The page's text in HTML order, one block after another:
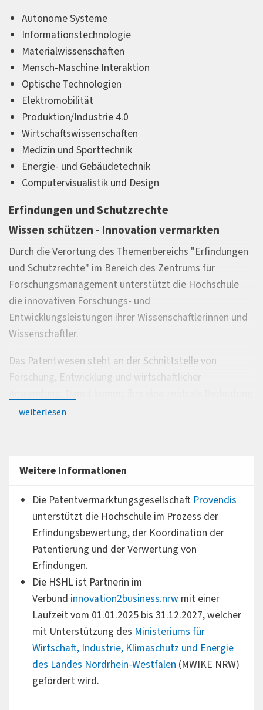
Autonome Systeme
Informationstechnologie
Materialwissenschaften
Mensch-Maschine Interaktion
Optische Technologien
Elektromobilität
Produktion/Industrie 4.0
Wirtschaftswissenschaften
Medizin und Sporttechnik
Energie- und Gebäudetechnik
Computervisualistik und Design
Erfindungen und Schutzrechte
Wissen schützen - Innovation vermarkten
Durch die Verortung des Themenbereichs "Erfindungen
und Schutzrechte" im Bereich des Zentrums für
Forschungsmanagement unterstützt die Hochschule
die innovativen Forschungs- und
Entwicklungsleistungen ihrer Wissenschaftlerinnen und
Wissenschaftler.
Das Patentwesen steht an der Schnittstelle von
Forschung, Entwicklung und wirtschaftlicher
für die anwendungsorientierte Forschung an
Hochschulen für angewandte Wissenschaften zu.
für die Leistungsfähigkeit der Hochschule.
Beim Schutz ihres geistigen Eigentums werden deshalb
Wissenschaftlerinnen und Wissenschaftler sowie
Studierende umfassend beraten und gegebenenfalls bei
der Um- und Durchsetzung des Schutzrechts
unterstützt.
Eine Sonderstellung nimmt die Erfindung ein.
Grundsätzlich müssen Diensterfindungen der
Hochschule gemeldet werden. Diensterfindungen
werden auf Patentfähigkeit und wirtschaftliche
Verwertbarkeit geprüft und können von der Hochschule
in Anspruch genommen werden.
weiterlesen
Weitere Informationen
Die Patentvermarktungsgesellschaft Provendis
unterstützt die Hochschule im Prozess der
Erfindungsbewertung, der Koordination der
Patentierung und der Verwertung von
Erfindungen.
Die HSHL ist Partnerin im
Verbund innovation2business.nrw mit einer
Laufzeit vom 01.01.2025 bis 31.12.2027, welcher
mit Unterstützung des Ministeriums für
Wirtschaft, Industrie, Klimaschutz und Energie
des Landes Nordrhein-Westfalen (MWIKE NRW)
gefördert wird.